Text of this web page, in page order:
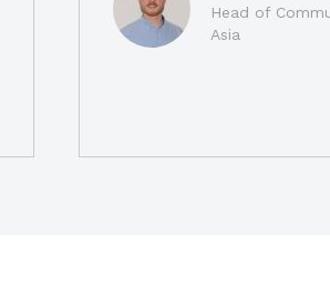
Head of
Asia